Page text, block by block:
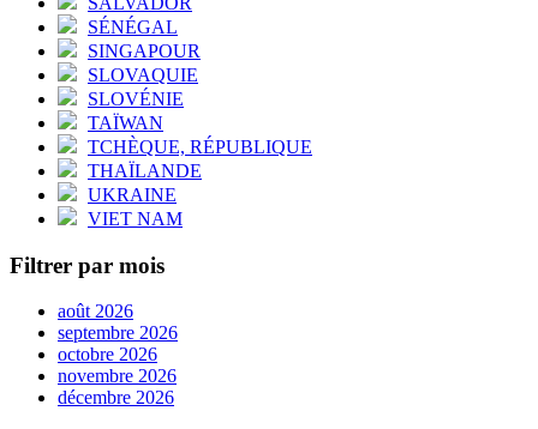
SÉNÉGAL
SINGAPOUR
SLOVAQUIE
SLOVÉNIE
TAÏWAN
TCHÈQUE, RÉPUBLIQUE
THAÏLANDE
UKRAINE
VIET NAM
Filtrer par mois
août 2026
septembre 2026
octobre 2026
novembre 2026
décembre 2026